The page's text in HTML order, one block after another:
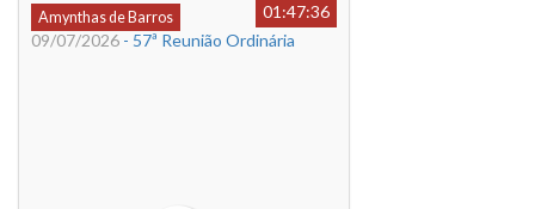
Amynthas de Barros
01:47:36
09/07/2026 - 57ª Reunião Ordinária